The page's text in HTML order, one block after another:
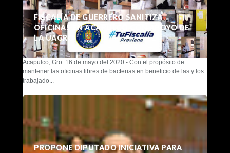
FISCALÍA DE GUERRERO SANITIZA
OFICINAS EN ACAPULCO CON APOYO DE
LA UAGRO
Acapulco, Gro. 16 de mayo del 2020.- Con el propósito de
mantener las oficinas libres de bacterias en beneficio de las y los
trabajado...
PROPONE DIPUTADO INICIATIVA PARA